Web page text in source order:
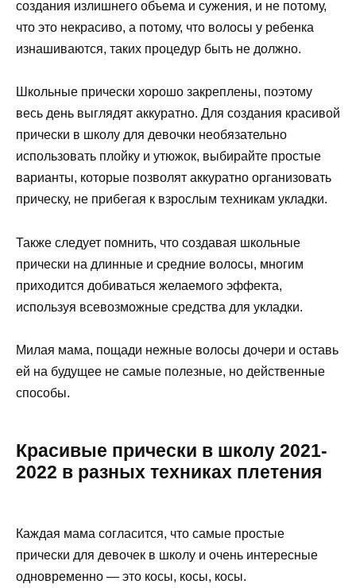
создания излишнего объема и сужения, и не потому,
что это некрасиво, а потому, что волосы у ребенка
изнашиваются, таких процедур быть не должно.
Школьные прически хорошо закреплены, поэтому
весь день выглядят аккуратно. Для создания красивой
прически в школу для девочки необязательно
использовать плойку и утюжок, выбирайте простые
варианты, которые позволят аккуратно организовать
прическу, не прибегая к взрослым техникам укладки.
Также следует помнить, что создавая школьные
прически на длинные и средние волосы, многим
приходится добиваться желаемого эффекта,
используя всевозможные средства для укладки.
Милая мама, пощади нежные волосы дочери и оставь
ей на будущее не самые полезные, но действенные
способы.
Красивые прически в школу 2021-
2022 в разных техниках плетения
Каждая мама согласится, что самые простые
прически для девочек в школу и очень интересные
одновременно — это косы, косы, косы.